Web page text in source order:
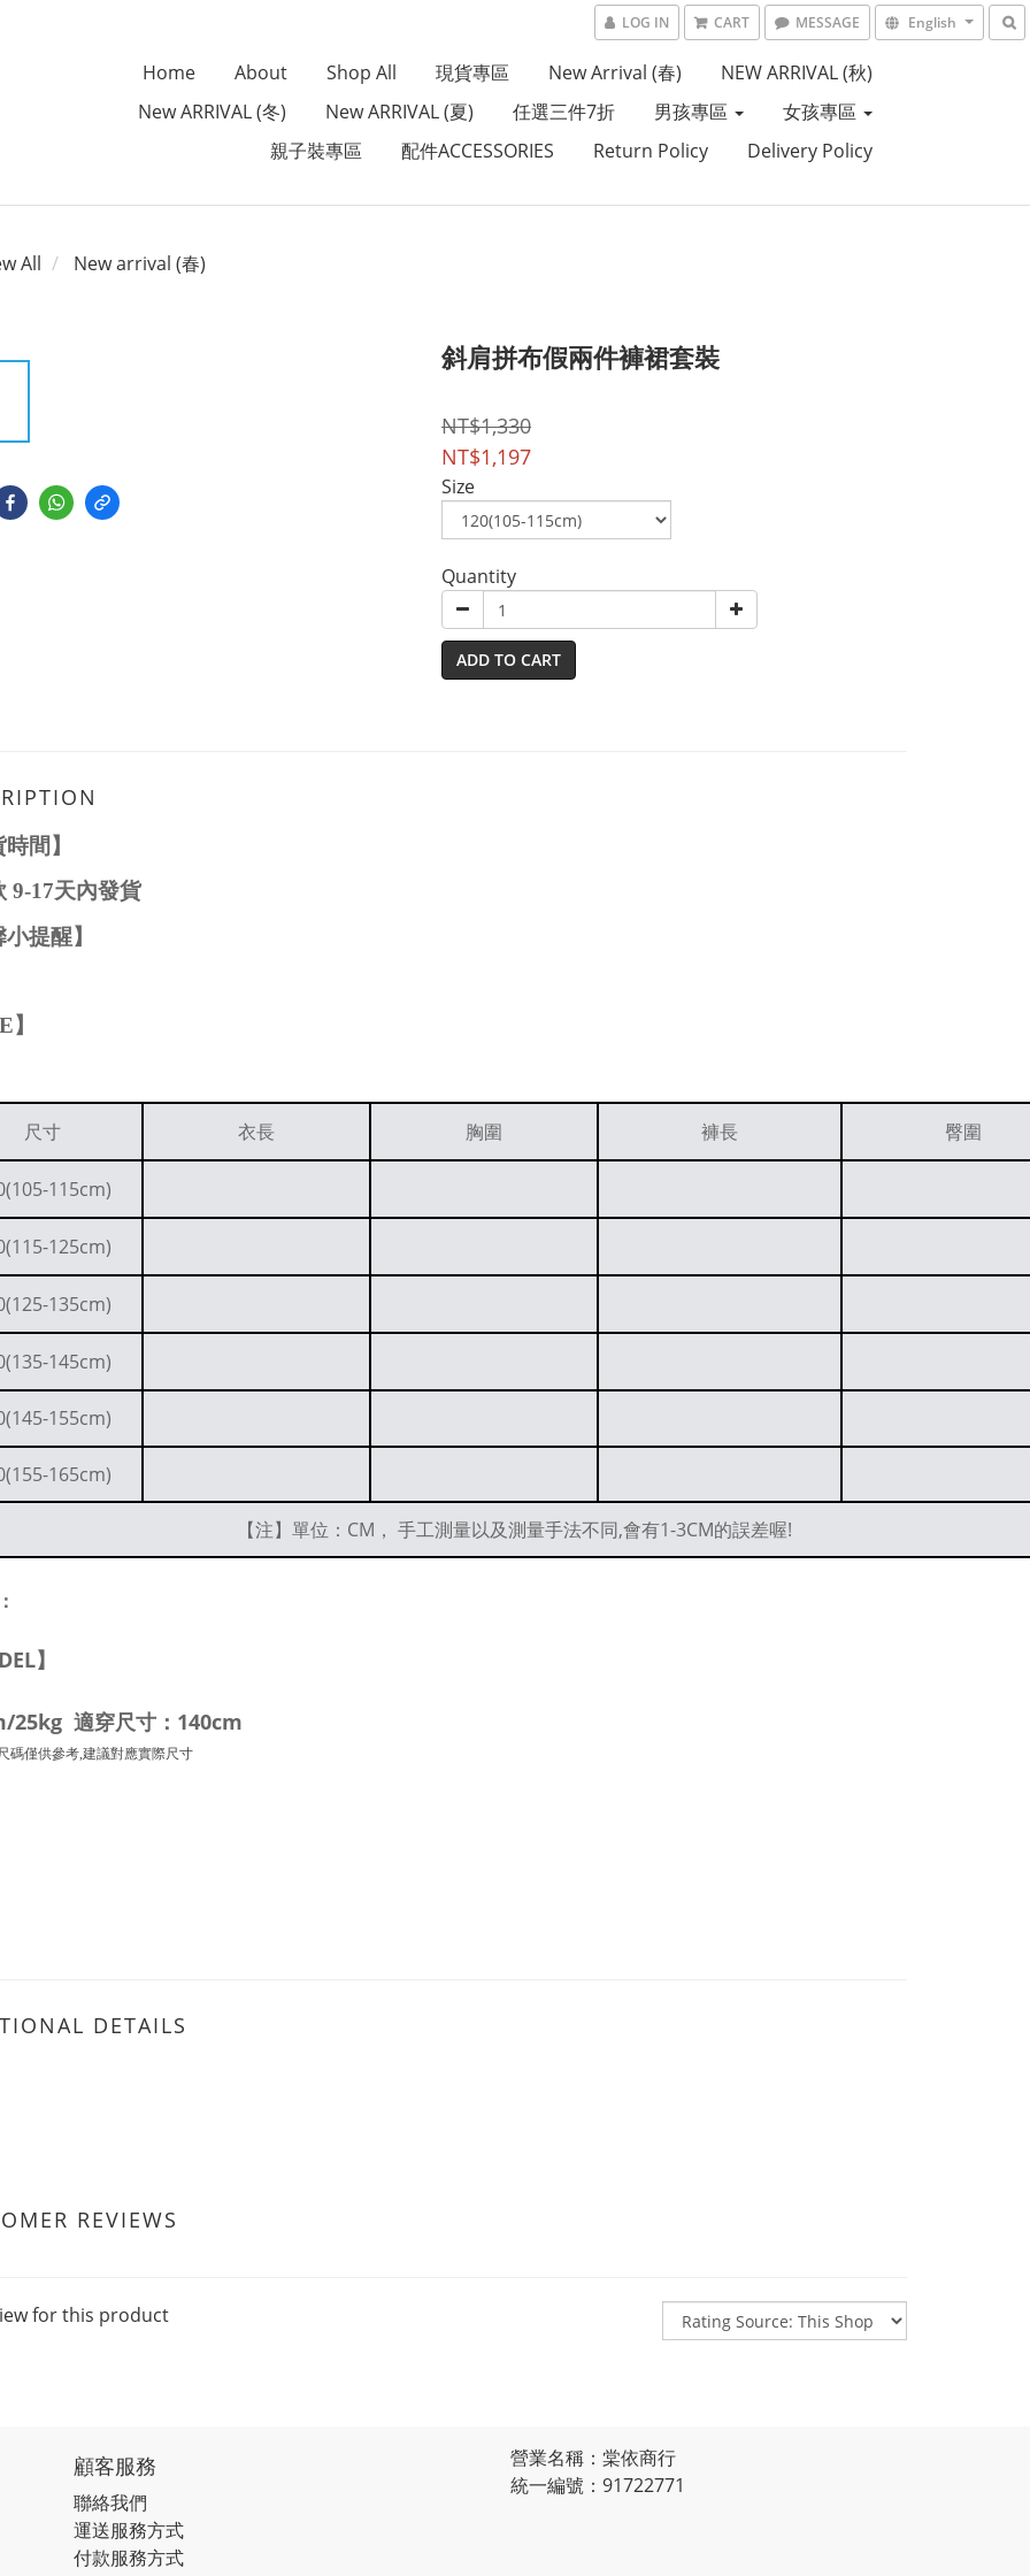
LOG IN CART MESSAGE English
Home About Shop All 現貨專區 New Arrival (春)
NEW ARRIVAL (秋)
New ARRIVAL (冬)
New ARRIVAL (夏) 任選三件7折 男孩專區
女孩專區
親子裝專區
配件ACCESSORIES Return Policy Delivery Policy
All New arrival (春)
斜肩拼布假兩件褲裙套裝
NT$1,330
NT$1,197
Size
Quantity
ADD TO CART
時間】
9-17天內發貨
小提醒】
】
尺寸 衣長 胸圍 褲長 臀圍
115cm)
125cm)
135cm)
145cm)
155cm)
165cm)
【注】單位：CM， 手工測量以及測量手法不同,會有1-3CM的誤差喔!
】
25kg 適穿尺寸：140cm
碼僅供參考,建議對應實際尺寸
DETAILS
REVIEWS
for this product
顧客服務
聯絡我們
運送服務方式
付款服務方式
營業名稱：棠依商行
統一編號：91722771